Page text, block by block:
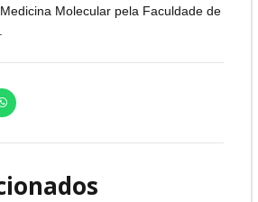
Molecular pela Faculdade de